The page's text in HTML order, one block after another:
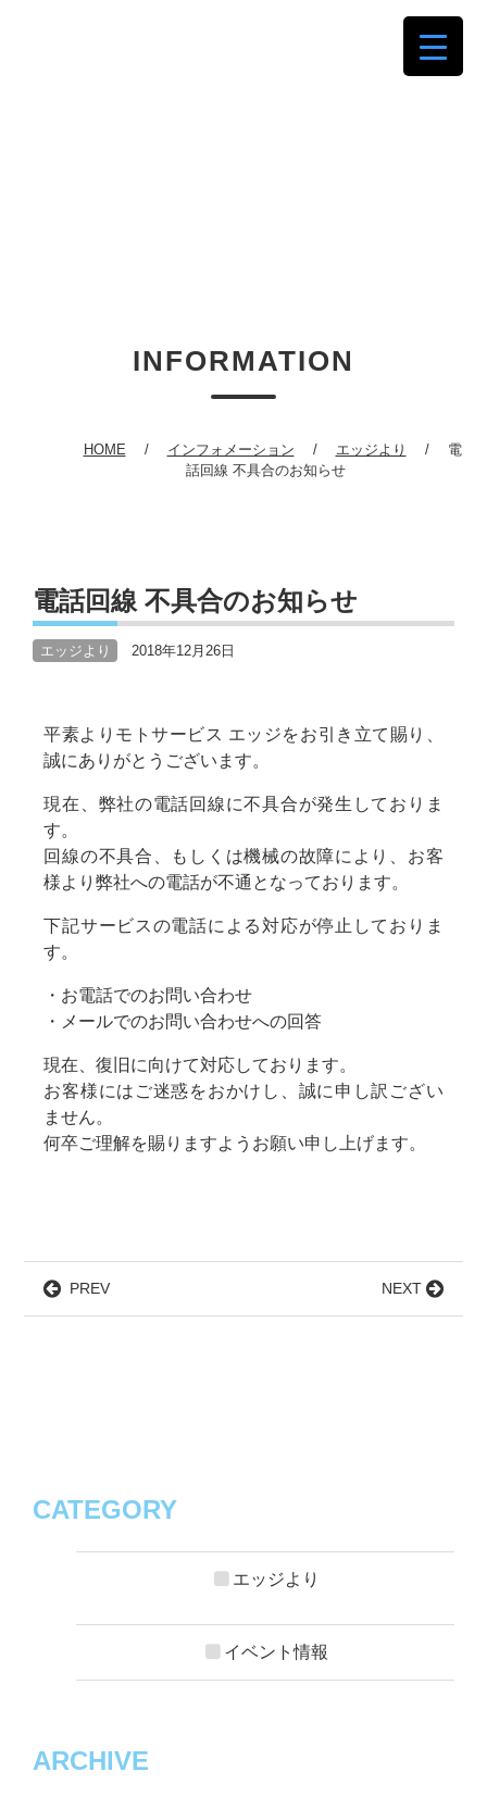
INFORMATION
HOME インフォメーション エッジより
電
話回線 不具合のお知らせ
電話回線 不具合のお知らせ
エッジより 2018年12月26日
平素よりモトサービス エッジをお引き立て賜り、
誠にありがとうございます。
現在、弊社の電話回線に不具合が発生しておりま
す。
回線の不具合、もしくは機械の故障により、お客
様より弊社への電話が不通となっております。
下記サービスの電話による対応が停止しておりま
す。
・お電話でのお問い合わせ
・メールでのお問い合わせへの回答
現在、復旧に向けて対応しております。
お客様にはご迷惑をおかけし、誠に申し訳ござい
ません。
何卒ご理解を賜りますようお願い申し上げます。
PREV NEXT
CATEGORY
エッジより
イベント情報
ARCHIVE